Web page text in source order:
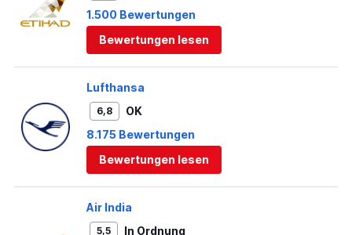
1.500 Bewertungen
Bewertungen lesen
Lufthansa
6,8
OK
8.175 Bewertungen
Bewertungen lesen
Air India
5,5
In Ordnung